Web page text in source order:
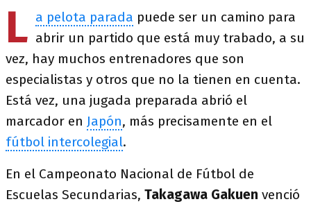
L a pelota parada puede ser un camino para
abrir un partido que está muy trabado, a su
vez, hay muchos entrenadores que son
especialistas y otros que no la tienen en cuenta.
Está vez, una jugada preparada abrió el
marcador en Japón, más precisamente en el
fútbol intercolegial.
En el Campeonato Nacional de Fútbol de
Escuelas Secundarias, Takagawa Gakuen venció